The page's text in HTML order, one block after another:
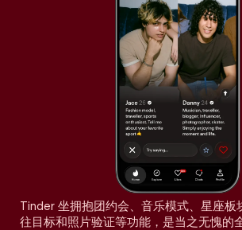
Tinder 坐拥抱团约会、音乐模式、星座板
往目标和照片验证等功能，是当之无愧的